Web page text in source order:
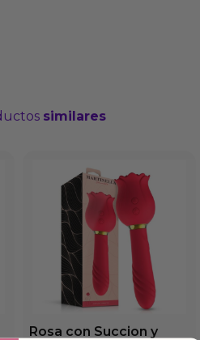
similares
Rosa con Succion y